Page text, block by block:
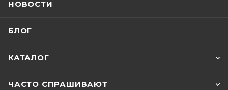
НОВОСТИ
БЛОГ
КАТАЛОГ
ЧАСТО СПРАШИВАЮТ